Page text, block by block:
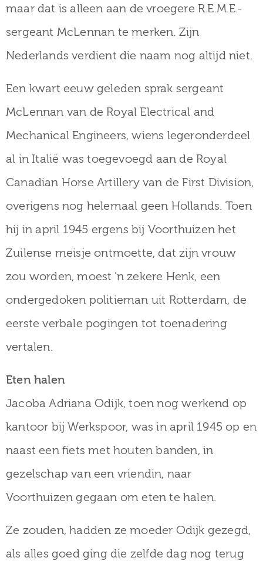
maar dat is alleen aan de vroegere R.E.M.E.-
sergeant McLennan te merken. Zijn
Nederlands verdient die naam nog altijd niet.
Een kwart eeuw geleden sprak sergeant
McLennan van de Royal Electrical and
Mechanical Engineers, wiens legeronderdeel
al in Italië was toegevoegd aan de Royal
Canadian Horse Artillery van de First Division,
overigens nog helemaal geen Hollands. Toen
hij in april 1945 ergens bij Voorthuizen het
Zuilense meisje ontmoette, dat zijn vrouw
zou worden, moest ’n zekere Henk, een
ondergedoken politieman uit Rotterdam, de
eerste verbale pogingen tot toenadering
vertalen.
Eten halen
Jacoba Adriana Odijk, toen nog werkend op
kantoor bij Werkspoor, was in april 1945 op en
naast een fiets met houten banden, in
gezelschap van een vriendin, naar
Voorthuizen gegaan om eten te halen.
Ze zouden, hadden ze moeder Odijk gezegd,
als alles goed ging die zelfde dag nog terug